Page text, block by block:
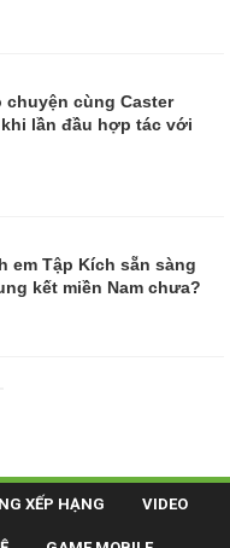
chuyện cùng Caster
lần đầu hợp tác với
em Tập Kích sẵn sàng
kết miền Nam chưa?
XẾP HẠNG VIDEO